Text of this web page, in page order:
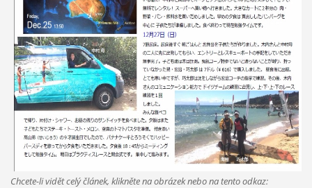
Chcete-li vidět celý článek, klikněte na obrázek nebo na tento odkaz: